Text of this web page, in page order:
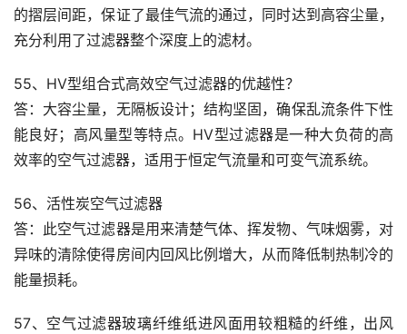
的摺层间距，保证了最佳气流的通过，同时达到高容尘量，
充分利用了过滤器整个深度上的滤材。
55、HV型组合式高效空气过滤器的优越性？
答：大容尘量，无隔板设计；结构坚固，确保乱流条件下性
能良好；高风量型等特点。HV型过滤器是一种大负荷的高
效率的空气过滤器，适用于恒定气流量和可变气流系统。
56、活性炭空气过滤器
答：此空气过滤器是用来清楚气体、挥发物、气味烟雾，对
异味的清除使得房间内回风比例增大，从而降低制热制冷的
能量损耗。
57、空气过滤器玻璃纤维纸进风面用较粗糙的纤维，出风